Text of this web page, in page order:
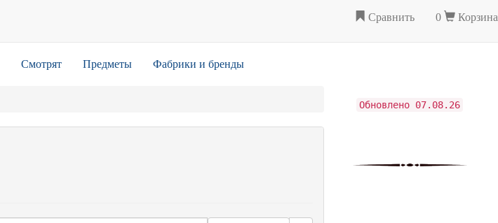
Сравнить 0 Корзина
Смотрят Предметы Фабрики и бренды
Обновлено 07.08.26